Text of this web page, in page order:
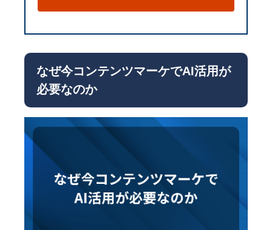
なぜ今コンテンツマーケでAI活用が
必要なのか